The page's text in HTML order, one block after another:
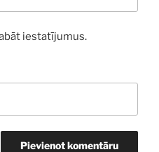
iestatījumus.